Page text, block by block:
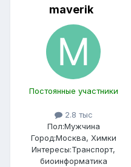
maverik
Постоянные участники
2.8 тыс
Пол:Мужчина
Город:Москва, Химки
Интересы:Транспорт,
биоинформатика